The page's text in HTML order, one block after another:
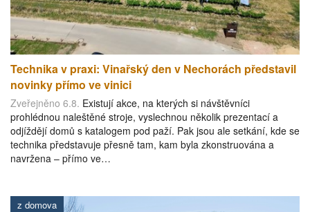
Technika v praxi: Vinařský den v Nechorách představil
novinky přímo ve vinici
Zveřejněno 6.8. Existují akce, na kterých si návštěvníci
prohlédnou naleštěné stroje, vyslechnou několik prezentací a
odjíždějí domů s katalogem pod paží. Pak jsou ale setkání, kde se
technika představuje přesně tam, kam byla zkonstruována a
navržena – přímo ve…
z domova